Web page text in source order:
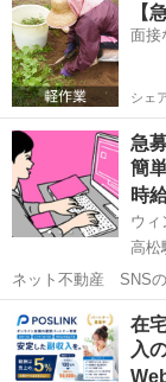
【
面接
シェ
急
簡
時
ウィ
高松
ネット不動産 SNSの作成物件の登
可能です 給料とは
香川 高松市
在
入